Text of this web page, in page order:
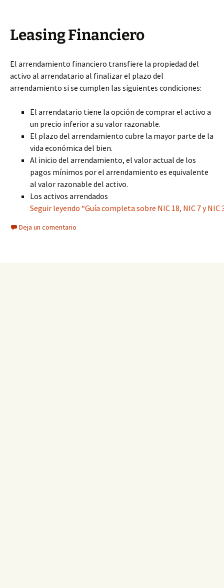
Leasing Financiero
El arrendamiento financiero transfiere la propiedad del
activo al arrendatario al finalizar el plazo del
arrendamiento si se cumplen las siguientes condiciones:
El arrendatario tiene la opción de comprar el activo a
un precio inferior a su valor razonable.
El plazo del arrendamiento cubre la mayor parte de la
vida económica del bien.
Al inicio del arrendamiento, el valor actual de los
pagos mínimos por el arrendamiento es equivalente
al valor razonable del activo.
Los activos arrendados
Seguir leyendo “Guía completa sobre NIC 18, NIC 7 y
Deja un comentario